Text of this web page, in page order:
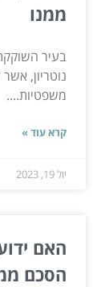
ממנו
בעיר
נוטריון,
משפטיות....
קרא עוד »
יול 19, 2023
האם
הסכם